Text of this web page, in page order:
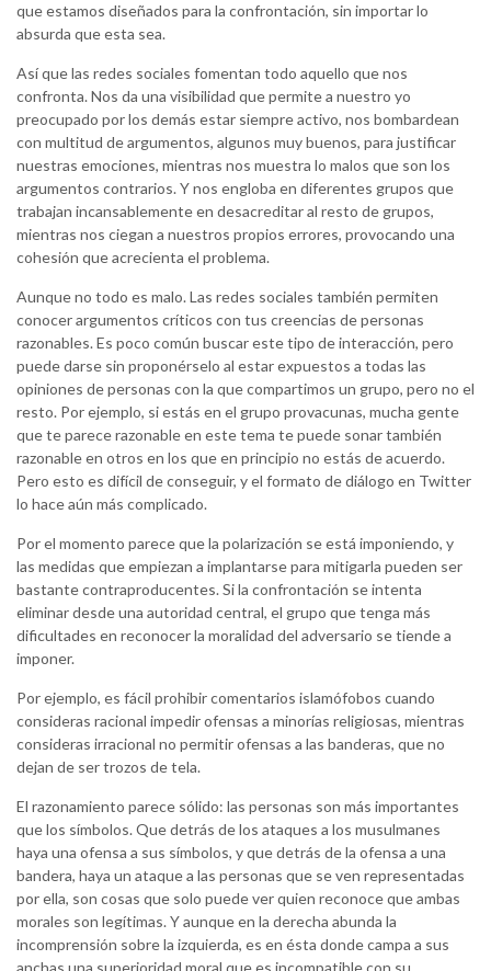
que estamos diseñados para la confrontación, sin importar lo
absurda que esta sea.
Así que las redes sociales fomentan todo aquello que nos
confronta. Nos da una visibilidad que permite a nuestro yo
preocupado por los demás estar siempre activo, nos bombardean
con multitud de argumentos, algunos muy buenos, para justificar
nuestras emociones, mientras nos muestra lo malos que son los
argumentos contrarios. Y nos engloba en diferentes grupos que
trabajan incansablemente en desacreditar al resto de grupos,
mientras nos ciegan a nuestros propios errores, provocando una
cohesión que acrecienta el problema.
Aunque no todo es malo. Las redes sociales también permiten
conocer argumentos críticos con tus creencias de personas
razonables. Es poco común buscar este tipo de interacción, pero
puede darse sin proponérselo al estar expuestos a todas las
opiniones de personas con la que compartimos un grupo, pero no el
resto. Por ejemplo, si estás en el grupo provacunas, mucha gente
que te parece razonable en este tema te puede sonar también
razonable en otros en los que en principio no estás de acuerdo.
Pero esto es difícil de conseguir, y el formato de diálogo en Twitter
lo hace aún más complicado.
Por el momento parece que la polarización se está imponiendo, y
las medidas que empiezan a implantarse para mitigarla pueden ser
bastante contraproducentes. Si la confrontación se intenta
eliminar desde una autoridad central, el grupo que tenga más
dificultades en reconocer la moralidad del adversario se tiende a
imponer.
Por ejemplo, es fácil prohibir comentarios islamófobos cuando
consideras racional impedir ofensas a minorías religiosas, mientras
consideras irracional no permitir ofensas a las banderas, que no
dejan de ser trozos de tela.
El razonamiento parece sólido: las personas son más importantes
que los símbolos. Que detrás de los ataques a los musulmanes
haya una ofensa a sus símbolos, y que detrás de la ofensa a una
bandera, haya un ataque a las personas que se ven representadas
por ella, son cosas que solo puede ver quien reconoce que ambas
morales son legítimas. Y aunque en la derecha abunda la
incomprensión sobre la izquierda, es en ésta donde campa a sus